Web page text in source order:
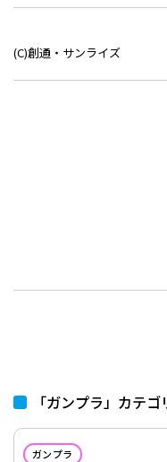
(C)創通・サンライズ
「ガンプラ」カテ
ガンプラ